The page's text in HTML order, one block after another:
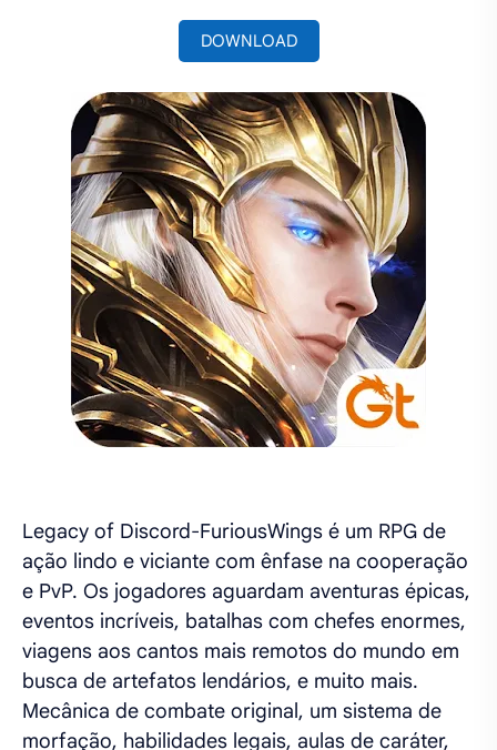
DOWNLOAD
Legacy of Discord-FuriousWings é um RPG de
ação lindo e viciante com ênfase na cooperação
e PvP. Os jogadores aguardam aventuras épicas,
eventos incríveis, batalhas com chefes enormes,
viagens aos cantos mais remotos do mundo em
busca de artefatos lendários, e muito mais.
Mecânica de combate original, um sistema de
morfação, habilidades legais, aulas de caráter,